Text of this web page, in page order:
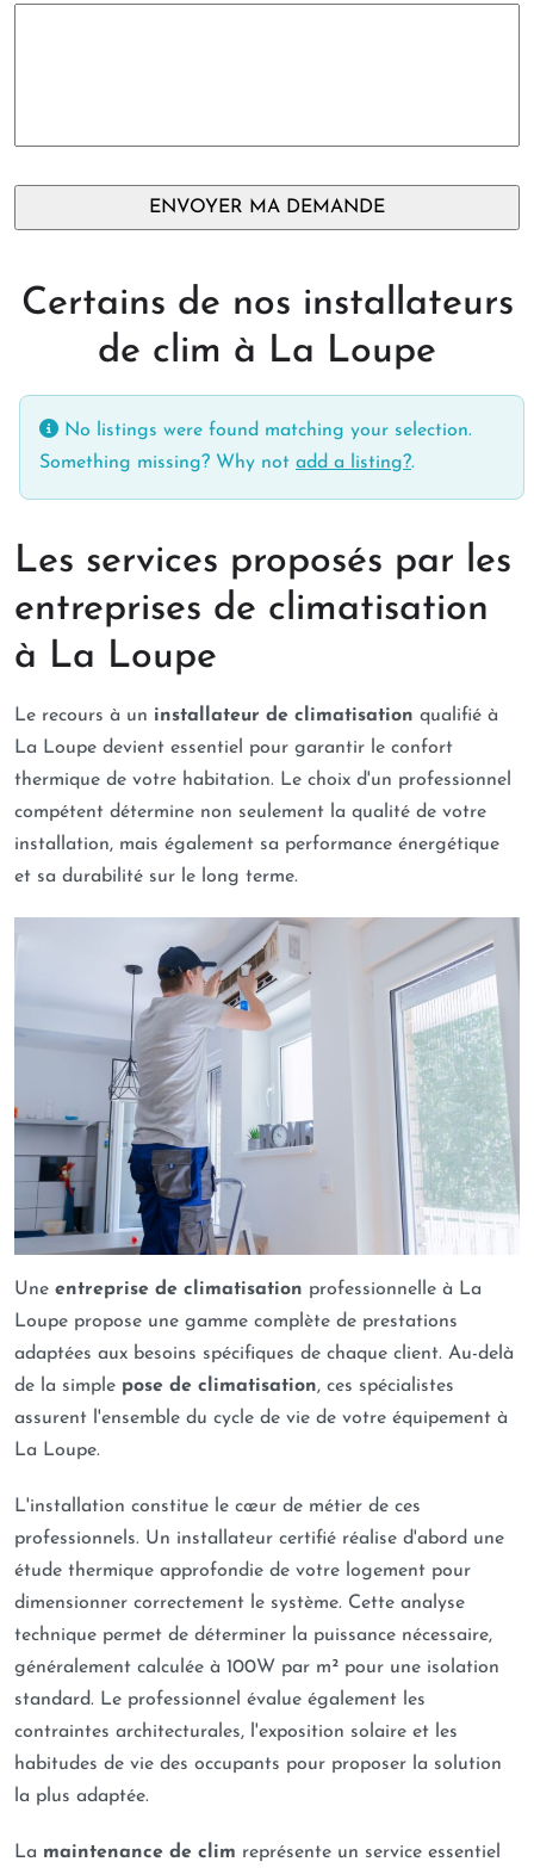
Certains de nos installateurs
de clim à La Loupe
No listings were found matching your selection.
Something missing? Why not add a listing?.
Les services proposés par les
entreprises de climatisation
à La Loupe
Le recours à un installateur de climatisation qualifié à
La Loupe devient essentiel pour garantir le confort
thermique de votre habitation. Le choix d'un professionnel
compétent détermine non seulement la qualité de votre
installation, mais également sa performance énergétique
et sa durabilité sur le long terme.
Une entreprise de climatisation professionnelle à La
Loupe propose une gamme complète de prestations
adaptées aux besoins spécifiques de chaque client. Au-delà
de la simple pose de climatisation, ces spécialistes
assurent l'ensemble du cycle de vie de votre équipement à
La Loupe.
L'installation constitue le cœur de métier de ces
professionnels. Un installateur certifié réalise d'abord une
étude thermique approfondie de votre logement pour
dimensionner correctement le système. Cette analyse
technique permet de déterminer la puissance nécessaire,
généralement calculée à 100W par m² pour une isolation
standard. Le professionnel évalue également les
contraintes architecturales, l'exposition solaire et les
habitudes de vie des occupants pour proposer la solution
la plus adaptée.
La maintenance de clim représente un service essentiel